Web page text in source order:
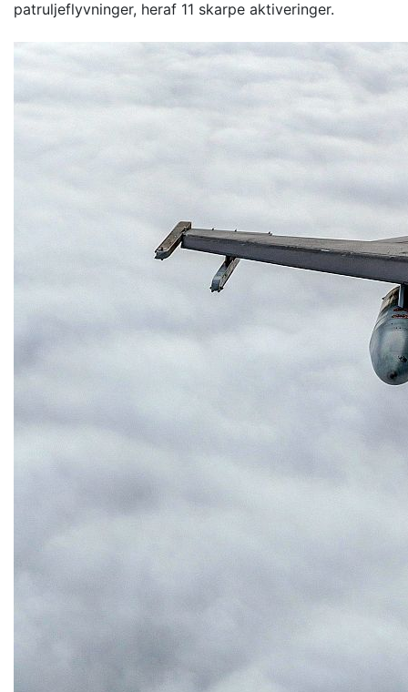
patruljeflyvninger, heraf 11 skarpe aktiveringer.